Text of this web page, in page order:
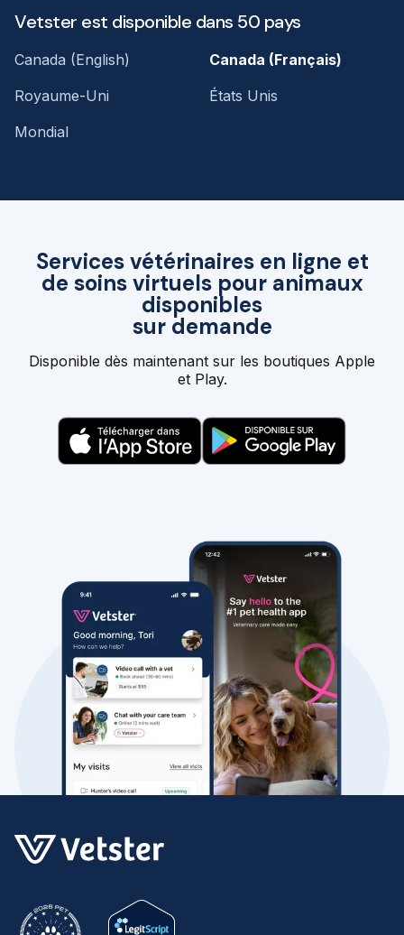
Services vétérinaires en ligne et
de soins virtuels pour animaux
disponibles
sur demande
Disponible dès maintenant sur les boutiques Apple
et Play.
Vetster est disponible dans 50 pays
Canada (English)
Canada (Français)
Royaume-Uni
États Unis
Mondial